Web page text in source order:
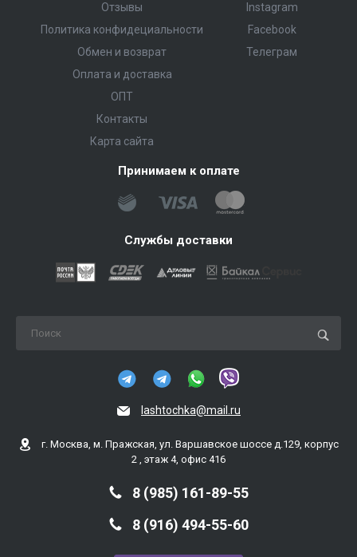
Отзывы
Политика конфидециальности
Обмен и возврат
Оплата и доставка
ОПТ
Контакты
Карта сайта
Instagram
Facebook
Телеграм
Принимаем к оплате
Службы доставки
lashtochka@mail.ru
г. Москва, м. Пражская, ул. Варшавское шоссе д.129, корпус
2 , этаж 4, офис 416
8 (985) 161-89-55
8 (916) 494-55-60